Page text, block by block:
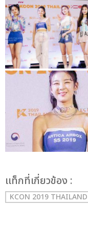
เเท็กที่เกี่ยวข้อง :
KCON 2019 THAILAND